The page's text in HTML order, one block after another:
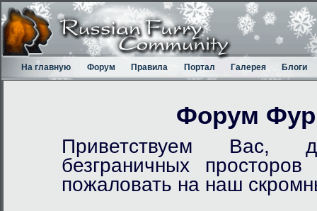
На главную Форум Правила Портал Галерея Блоги
Форум
Приветствуем Вас,
безграничных
пожаловать на наш